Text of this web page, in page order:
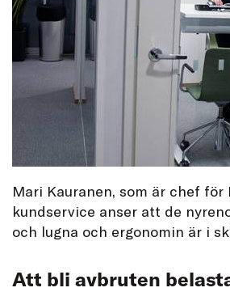
Mari Kauranen, som är chef
kundservice anser att de
och lugna och ergonomin är i
Att bli avbruten